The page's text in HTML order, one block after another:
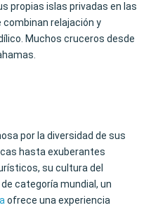
propias islas privadas en las
relajación y
Muchos cruceros desde
por la diversidad de sus
hasta exuberantes
su cultura del
categoría mundial, un
ofrece una experiencia